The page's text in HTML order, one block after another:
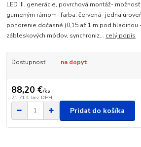
LED III. generácie, povrchová montáž-
gumeným rámom- farba: červená- jedna
ponorenie dočasné (0,15 až 1 m pod hladinou
zábleskových módov, synchroniz... celý popis
Dostupnosť na dopyt
88,20 €/ks
71,71 € bez DPH
Pridať do košíka